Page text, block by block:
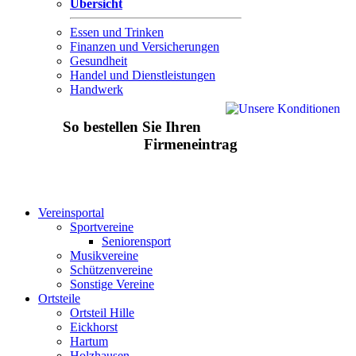
Übersicht
Essen und Trinken
Finanzen und Versicherungen
Gesundheit
Handel und Dienstleistungen
Handwerk
So bestellen Sie Ihren
Firmeneintrag
Vereinsportal
Sportvereine
Seniorensport
Musikvereine
Schützenvereine
Sonstige Vereine
Ortsteile
Ortsteil Hille
Eickhorst
Hartum